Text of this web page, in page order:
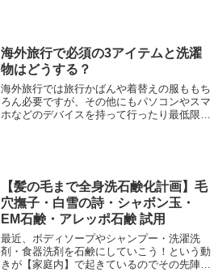
海外旅行で必須の3アイテムと洗濯
物はどうする？
海外旅行では旅行かばんや着替えの服ももち
ろん必要ですが、その他にもパソコンやスマ
ホなどのデバイスを持って行ったり最低限必
【髪の毛まで全身洗石鹸化計画】毛
穴撫子・白雪の詩・シャボン玉・
EM石鹸・アレッポ石鹸 試用
最近、ボディソープやシャンプー・洗濯洗
剤・食器洗剤を石鹸にしていこう！という動
きが【家庭内】で起きているのでその先陣と